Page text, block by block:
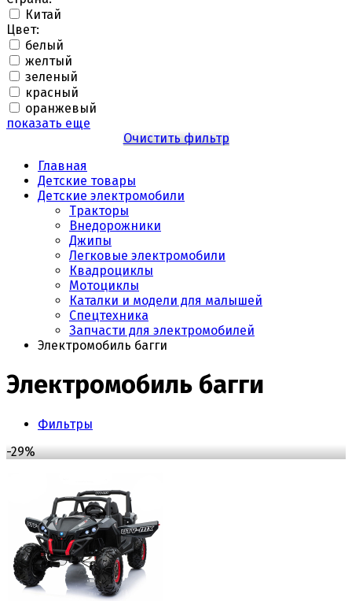
Китай
Цвет:
белый
желтый
зеленый
красный
оранжевый
показать еще
Очистить фильтр
Главная
Детские товары
Детские электромобили
Тракторы
Внедорожники
Джипы
Легковые электромобили
Квадроциклы
Мотоциклы
Каталки и модели для малышей
Спецтехника
Запчасти для электромобилей
Электромобиль багги
Электромобиль багги
Фильтры
-29%